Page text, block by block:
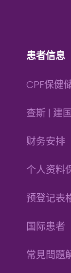
患者信息
CPF保健
查斯 | 建
财务安排
个人资料
预登记表
国际患者
常見問題